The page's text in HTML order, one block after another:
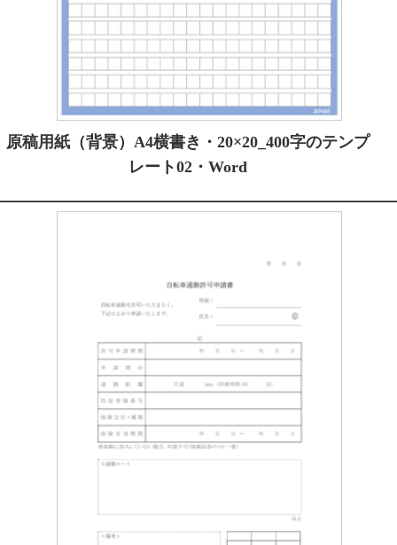
原稿用紙（背景）A4横書き・20×20_400字のテンプ
レート02・Word